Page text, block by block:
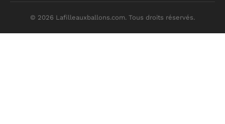
© 2026 Lafilleauxballons.com. Tous droits réservés.